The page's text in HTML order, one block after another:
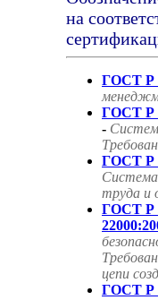
на
ГОСТ Р
ГОСТ Р
-
ГОСТ Р
труда и
ГОСТ
цепи
ГОСТ Р